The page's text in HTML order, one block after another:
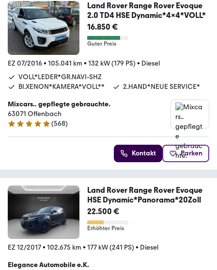
Land Rover Range Rover Evoque
2.0 TD4 HSE Dynamic*4x4*VOLL*
16.850 €
Guter Preis
EZ 07/2016• 105.041 km • 132 kW (179 PS) • Diesel
VOLL*LEDER*GR.NAVI-SHZ
BI.XENON*KAMERA*VOLL**
2.HAND*NEUE SERVICE*
Mixcars.. gepflegte gebrauchte.
63071 Offenbach
4.8 Sterne
(568)
Kontakt Parken
Land Rover Range Rover Evoque
HSE Dynamic*Panorama*20Zoll
22.500 €
Erhöhter Preis
EZ 12/2017• 102.675 km • 177 kW (241 PS) • Diesel
Elegance Automobile e.K.